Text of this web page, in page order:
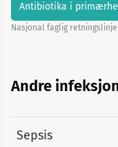
Antibiotika i
Nasjonal faglig retningslinje
Andre
Sepsis